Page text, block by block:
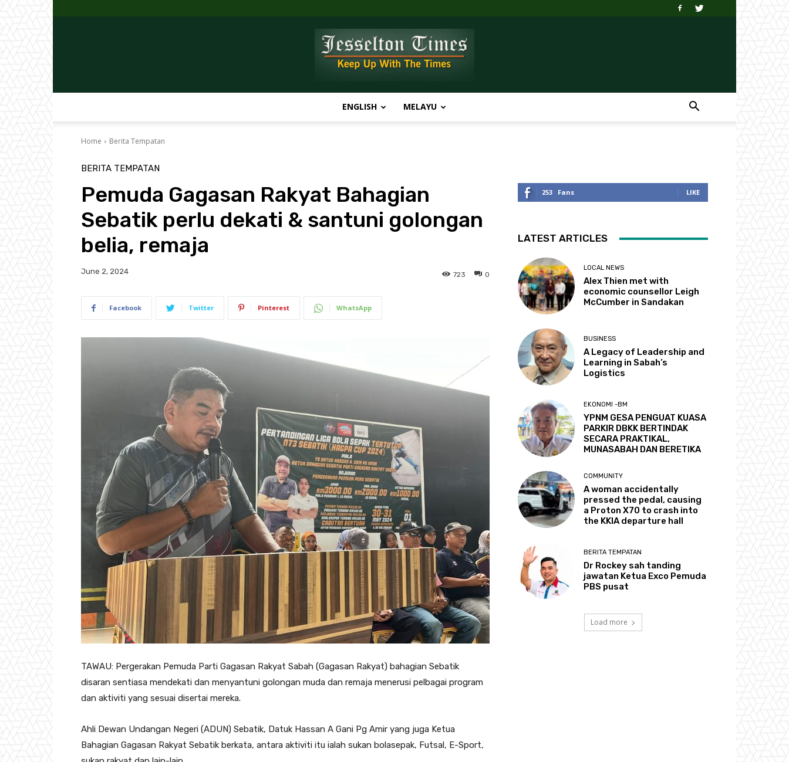
Times
ENGLISH MELAYU
Home Berita Tempatan
BERITA TEMPATAN
Pemuda Gagasan Rakyat Bahagian
Sebatik perlu dekati & santuni golongan
belia, remaja
June 2, 2024 0
723
Facebook Twitter Pinterest WhatsApp
TAWAU: Pergerakan Pemuda Parti Gagasan Rakyat Sabah (Gagasan Rakyat) bahagian Sebatik
disaran sentiasa mendekati dan menyantuni golongan muda dan remaja menerusi pelbagai program
dan aktiviti yang sesuai disertai mereka.
Ahli Dewan Undangan Negeri (ADUN) Sebatik, Datuk Hassan A Gani Pg Amir yang juga Ketua
Bahagian Gagasan Rakyat Sebatik berkata, antara aktiviti itu ialah sukan bolasepak, Futsal, E-Sport,
253 Fans LIKE
LATEST ARTICLES
LOCAL NEWS
Alex Thien met with
economic counsellor Leigh
McCumber in Sandakan
BUSINESS
A Legacy of Leadership and
Learning in Sabah’s
Logistics
EKONOMI -BM
YPNM GESA PENGUAT KUASA
PARKIR DBKK BERTINDAK
SECARA PRAKTIKAL,
MUNASABAH DAN BERETIKA
COMMUNITY
A woman accidentally
pressed the pedal, causing
a Proton X70 to crash into
the KKIA departure hall
BERITA TEMPATAN
Dr Rockey sah tanding
jawatan Ketua Exco Pemuda
PBS pusat
Load more